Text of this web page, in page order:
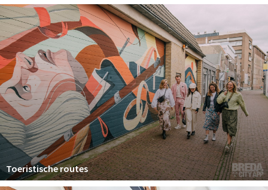
Toeristische routes